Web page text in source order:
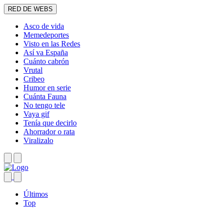
RED DE WEBS
Asco de vida
Memedeportes
Visto en las Redes
Así va España
Cuánto cabrón
Vrutal
Cribeo
Humor en serie
Cuánta Fauna
No tengo tele
Vaya gif
Tenía que decirlo
Ahorrador o rata
Viralizalo
Últimos
Top